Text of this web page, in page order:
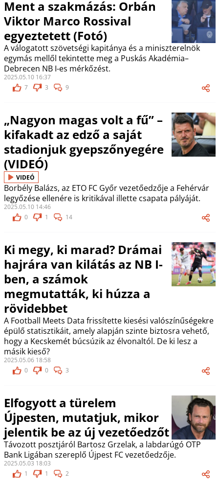
Ment a szakmázás: Orbán
Viktor Marco Rossival
egyeztetett (Fotó)
A válogatott szövetségi kapitánya és a miniszterelnök
egymás mellől tekintette meg a Puskás Akadémia–
Debrecen NB I-es mérkőzést.
2025.05.10 16:37
7
3 9
„Nagyon magas volt a fű” –
kifakadt az edző a saját
stadionjuk gyepszőnyegére
(VIDEÓ)
VIDEÓ
Borbély Balázs, az ETO FC Győr vezetőedzője a Fehérvár
legyőzése ellenére is kritikával illette csapata pályáját.
2025.05.10 14:46
0
1 14
Ki megy, ki marad? Drámai
hajrára van kilátás az NB I-
ben, a számok
megmutatták, ki húzza a
rövidebbet
A Football Meets Data frissítette kiesési valószínűségekre
épülő statisztikáit, amely alapján szinte biztosra vehető,
hogy a Kecskemét búcsúzik az élvonaltól. De ki lesz a
másik kieső?
2025.05.06 18:58
0
0 3
Elfogyott a türelem
Újpesten, mutatjuk, mikor
jelentik be az új vezetőedzőt
Távozott posztjáról Bartosz Grzelak, a labdarúgó OTP
Bank Ligában szereplő Újpest FC vezetőedzője.
2025.05.03 18:03
1
1 2